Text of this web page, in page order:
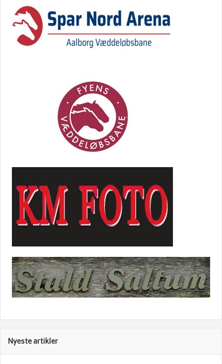
Nyeste artikler